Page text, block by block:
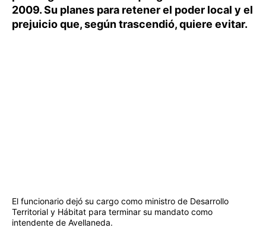
2009. Su planes para retener el poder local y el
prejuicio que, según trascendió, quiere evitar.
El funcionario dejó su cargo como ministro de Desarrollo
Territorial y Hábitat para terminar su mandato como
intendente de Avellaneda.